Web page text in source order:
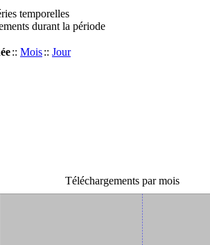
temporelles
durant la période
:: Mois:: Jour
Téléchargements par mois